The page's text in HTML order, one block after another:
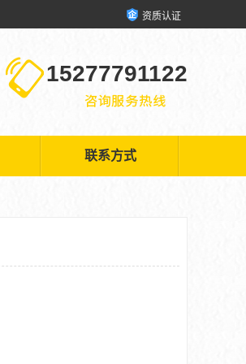
资质认证
15277791122
联系方式